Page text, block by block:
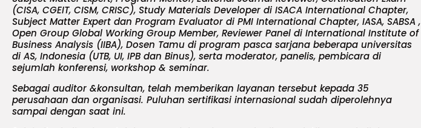
(CISA, CGEIT, CISM, CRISC), Study Materials Developer di ISACA International Chapter,
Subject Matter Expert dan Program Evaluator di PMI International Chapter, IASA, SABSA ,
Open Group Global Working Group Member, Reviewer Panel di International Institute of
Business Analysis (IIBA), Dosen Tamu di program pasca sarjana beberapa universitas
di AS, Indonesia (UTB, UI, IPB dan Binus), serta moderator, panelis, pembicara di
sejumlah konferensi, workshop & seminar.
Sebagai auditor &konsultan, telah memberikan layanan tersebut kepada 35
perusahaan dan organisasi. Puluhan sertifikasi internasional sudah diperolehnya
sampai dengan saat ini.